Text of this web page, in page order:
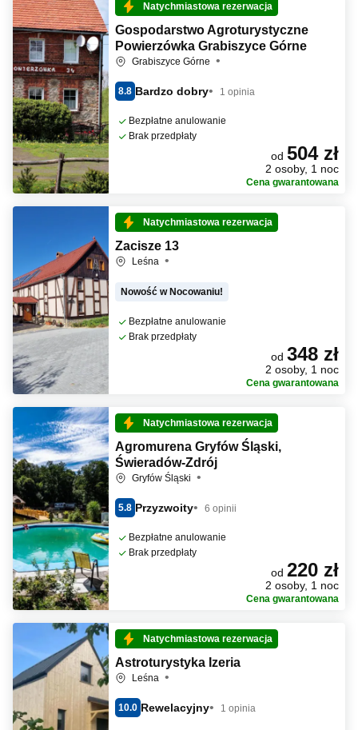
Natychmiastowa rezerwacja
Gospodarstwo Agroturystyczne
Powierzówka Grabiszyce Górne
Grabiszyce Górne
8.8 Bardzo dobry 1 opinia
Bezpłatne anulowanie
Brak przedpłaty
od 504 zł
2 osoby, 1 noc
Cena gwarantowana
Natychmiastowa rezerwacja
Zacisze 13
Leśna
Nowość w Nocowaniu!
Bezpłatne anulowanie
Brak przedpłaty
od 348 zł
2 osoby, 1 noc
Cena gwarantowana
Natychmiastowa rezerwacja
Agromurena Gryfów Śląski,
Świeradów-Zdrój
Gryfów Śląski
5.8 Przyzwoity 6 opinii
Bezpłatne anulowanie
Brak przedpłaty
od 220 zł
2 osoby, 1 noc
Cena gwarantowana
Natychmiastowa rezerwacja
Astroturystyka Izeria
Leśna
10.0 Rewelacyjny 1 opinia